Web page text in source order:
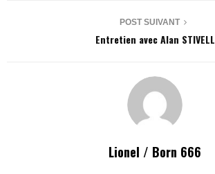
POST SUIVANT
Entretien avec Alan STIVELL
Lionel / Born 666